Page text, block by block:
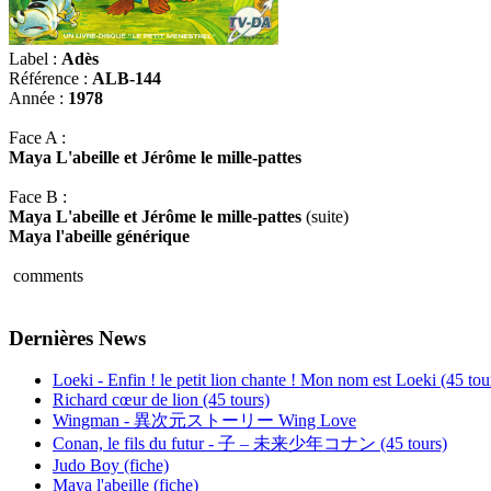
Label : Adès
Référence : ALB-144
Année : 1978
Face A :
Maya L'abeille et Jérôme le mille-pattes
Face B :
Maya L'abeille et Jérôme le mille-pattes (suite)
Maya l'abeille générique
comments
Dernières News
Loeki - Enfin ! le petit lion chante ! Mon nom est Loeki (45
Richard cœur de lion (45 tours)
Wingman - 異次元ストーリー Wing Love
Conan, le fils du futur - 子 – 未来少年コナン (45 tours)
Judo Boy (fiche)
Maya l'abeille (fiche)